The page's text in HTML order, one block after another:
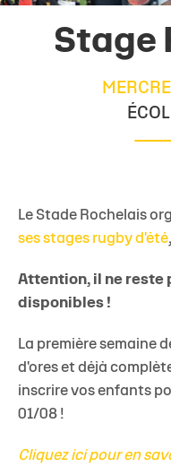
Stage
Le Stade Rochelais
ses stages rugby d'été
Attention, il ne reste
disponibles !
La première semaine
d'ores et déjà
inscrire vos enfants
01/08 !
Cliquez ici pour en